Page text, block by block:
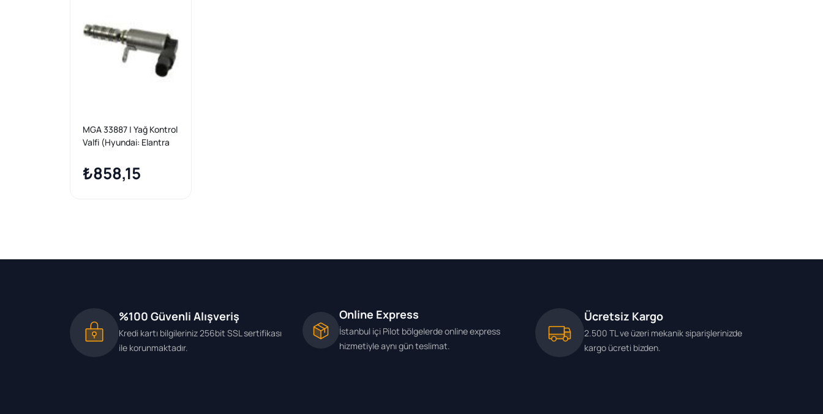
MGA 33887 | Yağ Kontrol
Valfi (Hyundai: Elantra
Kia: Sportage 2.0 14 > /
Soul 12->)
₺858,15
%100 Güvenli Alışveriş
Kredi kartı bilgileriniz 256bit SSL sertifikası
ile korunmaktadır.
Online Express
İstanbul içi Pilot bölgelerde online express
hizmetiyle aynı gün teslimat.
Ücretsiz Kargo
2.500 TL ve üzeri mekanik siparişlerinizde
kargo ücreti bizden.